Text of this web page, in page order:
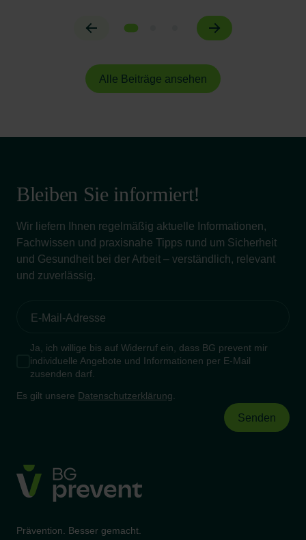
Alle Beiträge ansehen
Bleiben Sie informiert!
Wir liefern Ihnen regelmäßig aktuelle Informationen,
Fachwissen und praxisnahe Tipps rund um Sicherheit
und Gesundheit bei der Arbeit – verständlich, relevant
und zuverlässig.
Ja, ich willige bis auf Widerruf ein, dass BG prevent mir
individuelle Angebote und Informationen per E-Mail
zusenden darf.
Es gilt unsere Datenschutzerklärung
Prävention. Besser gemacht.